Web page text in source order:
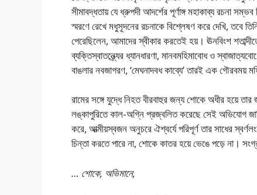
সীমাবদ্ধতায় যে ধ্রুপদী আদর্শের পূর্ণাঙ্গ মহাকাব্য রচনা
স্মরণে রেখে মধুসূদনের রচনাকে বিশ্লেষণ করে দেখি, তবে
পেরেছিলেন, আমাদের স্বীকার করতেই হয়। ঊনবিংশ
ব্যক্তিস্বাতন্ত্র্যের ধ্যানধারণা, মানবমহিমাবোধ ও
বাঙলার নবজাগরণ, ‘মেঘনাদবধ কাব্যে’ তারই এক গৌরবময়
রামের সঙ্গে যুদ্ধে নিহত বীরবাহুর জন্য শোকে অধীর হয়ে
লঙ্কাপুরিতে কাল-অগ্নি প্রজ্বলিত করেছে সেই অভিযোগ
করে, আত্মীয়স্বজন অনুচরে ঐশ্বর্যে পরিপূর্ণ তার সাধের
চিন্তা করতে পারে না, শোকে কাতর হয়ে ভেঙে পড়ে না।
… শোকে, অভিমানে,